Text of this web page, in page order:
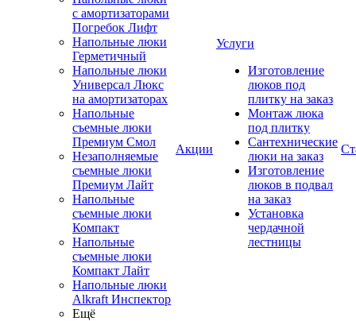
с амортизаторами
Погребок Лифт
Напольные люки
Герметичный
Напольные люки
Универсал Люкс
на амортизаторах
Напольные
съемные люки
Премиум Смол
Незаполняемые
съемные люки
Премиум Лайт
Напольные
съемные люки
Компакт
Напольные
съемные люки
Компакт Лайт
Напольные люки
Alkraft Инспектор
Ещё
Акции
Услуги
Изготовление
люков под
плитку на заказ
Монтаж люка
под плитку
Сантехнические
люки на заказ
Изготовление
люков в подвал
на заказ
Установка
чердачной
лестницы